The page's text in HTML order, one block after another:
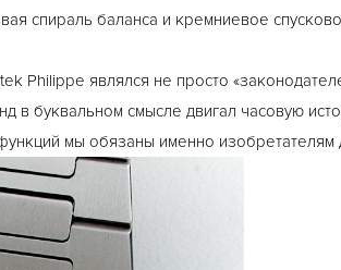
спираль баланса и кремниевое
Philippe являлся не просто
в буквальном смысле двигал часовую
мы обязаны именно изобретателям